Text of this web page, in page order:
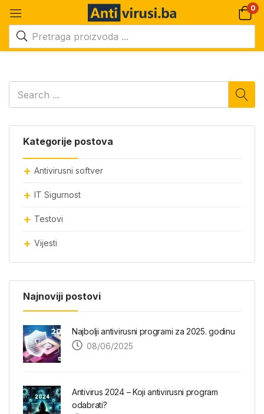
0
Kategorije postova
Antivirusni softver
IT Sigurnost
Testovi
Vijesti
Najnoviji postovi
Najbolji antivirusni programi za 2025. godinu
08/06/2025
Antivirus 2024 – Koji antivirusni program
odabrati?